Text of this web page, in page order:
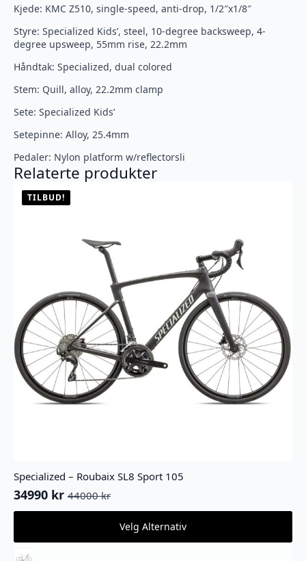
Kjede: KMC Z510, single-speed, anti-drop, 1/2″x1/8″
Styre: Specialized Kids’, steel, 10-degree backsweep, 4-
degree upsweep, 55mm rise, 22.2mm
Håndtak: Specialized, dual colored
Stem: Quill, alloy, 22.2mm clamp
Sete: Specialized Kids’
Setepinne: Alloy, 25.4mm
Pedaler: Nylon platform w/reflectorsli
Relaterte produkter
TILBUD!
Specialized – Roubaix SL8 Sport 105
44000kr
Opprinnelig
pris
44000 kr.
34990 kr
Nåværende
pris
34990 kr.
Velg Alternativ
har
flere